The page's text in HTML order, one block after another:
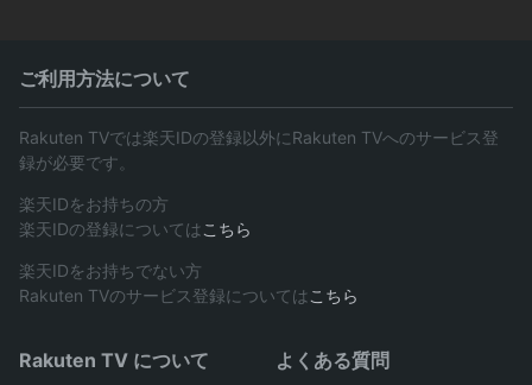
ご利用方法について
Rakuten TVでは楽天IDの登録以外にRakuten TVへのサービス登
録が必要です。
楽天IDをお持ちの方
楽天IDの登録については こちら
楽天IDをお持ちでない方
Rakuten TVのサービス登録については こちら
Rakuten TV について よくある質問